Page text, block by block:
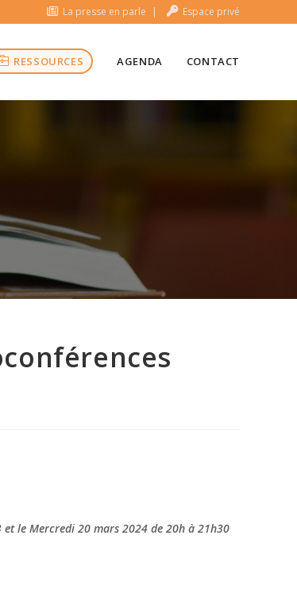
La presse en parle Espace privé
RESSOURCES AGENDA CONTACT
et le Mercredi 20 mars 2024 de 20h à 21h30